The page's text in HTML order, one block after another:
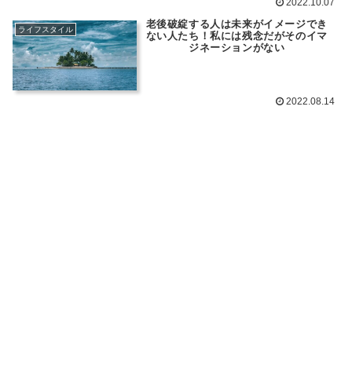
ライフスタイル
老後破綻する人は未来がイメージでき
ない人たち！私には残念だがそのイマ
ジネーションがない
2022.08.14